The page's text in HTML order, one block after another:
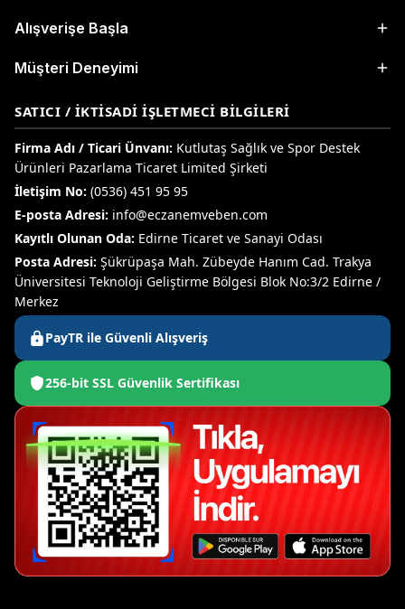
Alışverişe Başla
Müşteri Deneyimi
SATICI / İKTISADI İŞLETMECI BILGILERI
Firma Adı / Ticari Ünvanı: Kutlutaş Sağlık ve Spor Destek
Ürünleri Pazarlama Ticaret Limited Şirketi
İletişim No: (0536) 451 95 95
E-posta Adresi: info@eczanemveben.com
Kayıtlı Olunan Oda: Edirne Ticaret ve Sanayi Odası
Posta Adresi: Şükrüpaşa Mah. Zübeyde Hanım Cad. Trakya
Üniversitesi Teknoloji Geliştirme Bölgesi Blok No:3/2 Edirne /
Merkez
PayTR ile Güvenli Alışveriş
256-bit SSL Güvenlik Sertifikası